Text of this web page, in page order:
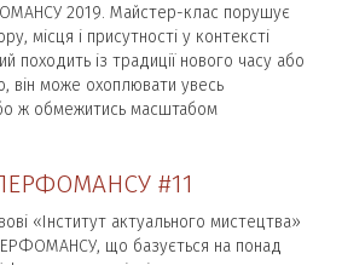
2019. Майстер-клас порушує
місця і присутності у контексті
походить із традиції нового часу або
він може охоплювати увесь
ж обмежитись масштабом
#11
«Інститут актуального мистецтва»
що базується на понад